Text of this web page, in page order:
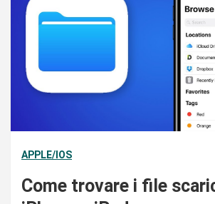
APPLE/IOS
Come trovare i file